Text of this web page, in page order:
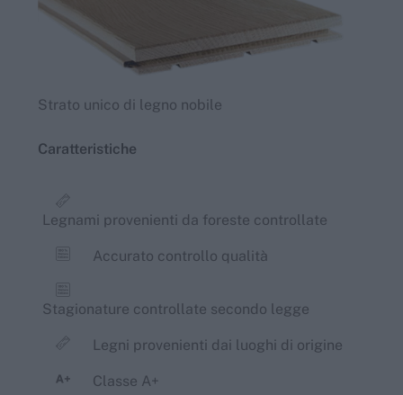
Strato unico di legno nobile
Caratteristiche
Legnami provenienti da foreste controllate
Accurato controllo qualità
Stagionature controllate secondo legge
Legni provenienti dai luoghi di origine
Classe A+